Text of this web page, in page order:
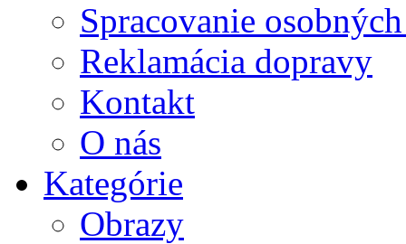
Spracovanie
Reklamácia dopravy
Kontakt
O nás
Kategórie
Obrazy